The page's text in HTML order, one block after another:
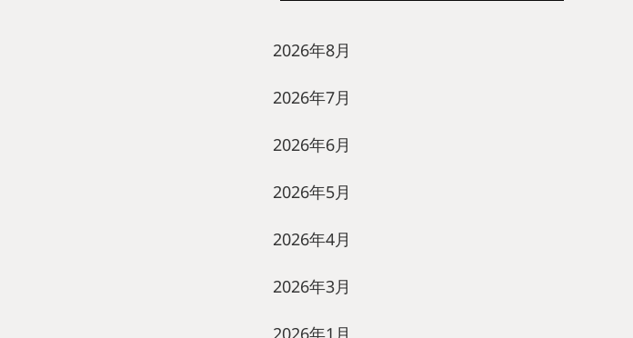
2026年8月
2026年7月
2026年6月
2026年5月
2026年4月
2026年3月
2026年1月